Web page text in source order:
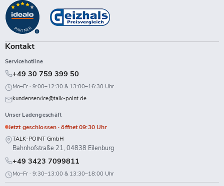
auf
Facebook
auf
Instagram
auf
LinkedIn
auf
TikTokTwitch
Kontakt
Servicehotline
+49 30 759 399 50
Mo–Fr · 9:00–12:30 & 13:00–16:30 Uhr
kundenservice@talk-point.de
Unser Ladengeschäft
Jetzt geschlossen · öffnet 09:30 Uhr
TALK-POINT GmbH
Bahnhofstraße 21, 04838 Eilenburg
+49 3423 7099811
Mo–Fr · 9:30–13:00 & 13:30–18:00 Uhr